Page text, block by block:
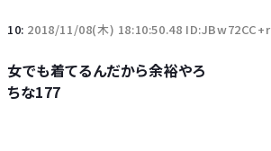
10: 2018/11/08(木) 18:10:50.48 ID:JBw72CC+r
女でも着てるんだから余裕やろ
ちな177